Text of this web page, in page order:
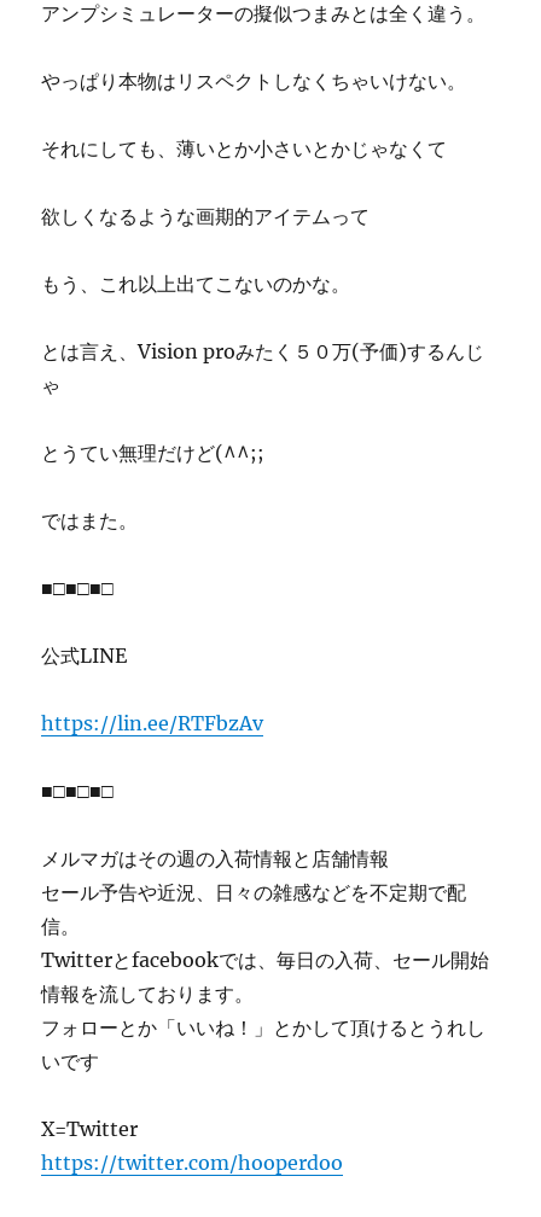
アンプシミュレーターの擬似つまみとは全く違う。
やっぱり本物はリスペクトしなくちゃいけない。
それにしても、薄いとか小さいとかじゃなくて
欲しくなるような画期的アイテムって
もう、これ以上出てこないのかな。
とは言え、Vision proみたく５０万(予価)するんじ
ゃ
とうてい無理だけど(^^;;
ではまた。
■□■□■□
公式LINE
https://lin.ee/RTFbzAv
■□■□■□
メルマガはその週の入荷情報と店舗情報
セール予告や近況、日々の雑感などを不定期で配
信。
Twitterとfacebookでは、毎日の入荷、セール開始
情報を流しております。
フォローとか「いいね！」とかして頂けるとうれし
いです
X=Twitter
https://twitter.com/hooperdoo